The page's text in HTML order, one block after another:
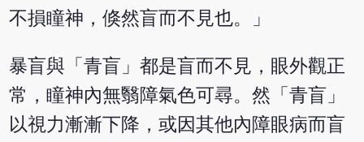
不損瞳神，倏然盲而不見也。」
暴盲與「青盲」都是盲而不見，眼外觀正
常，瞳神內無翳障氣色可尋。然「青盲」
以視力漸漸下降，或因其他內障眼病而盲